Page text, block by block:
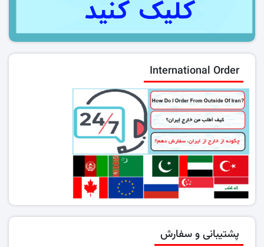
International Order
پشتیبانی و سفارش